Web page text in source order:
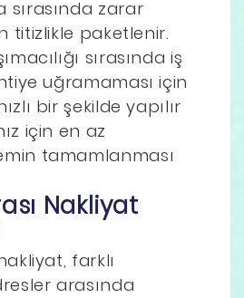
sırasında zarar
titizlikle paketlenir.
sırasında iş
uğramaması için
bir şekilde yapılır
için en az
tamamlanması
Nakliyat
farklı
arasında